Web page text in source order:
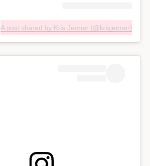
A post shared by Kris Jenner (@krisjenner)